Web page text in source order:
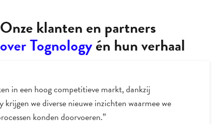
Onze klanten en partners
over Tognologyén hun verhaal
in een hoog competitieve markt, dankzij
krijgen we diverse nieuwe inzichten waarmee we
konden doorvoeren.”